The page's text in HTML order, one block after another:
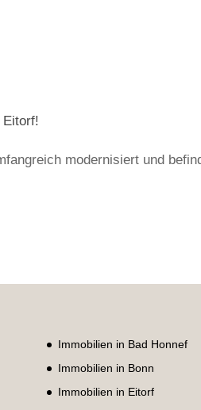
Eitorf!
modernisiert und
Immobilien in Bad Honnef
Immobilien in Bonn
Immobilien in Eitorf